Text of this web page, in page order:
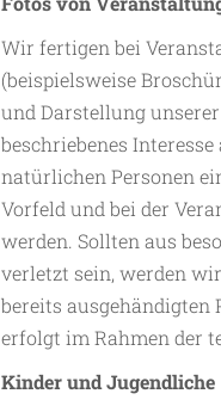
Wir fertigen bei
(beispielsweise
und Darstellung
beschriebenes
natürlichen Personen
Vorfeld und bei der
werden. Sollten aus
verletzt sein, werden
bereits ausgehändigten
erfolgt im Rahmen der
Kinder und Jugendliche